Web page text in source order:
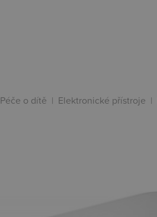
Péče o dítě | Elektronické přístroje |